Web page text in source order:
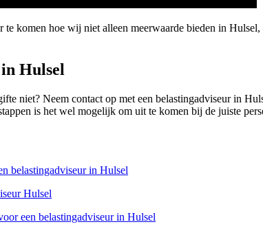
te komen hoe wij niet alleen meerwaarde bieden in
Hulsel
niet? Neem contact op met een belastingadviseur in
is het wel mogelijk om uit te komen bij de juiste
belastingadviseur in Hulsel
Hulsel
een belastingadviseur in Hulsel